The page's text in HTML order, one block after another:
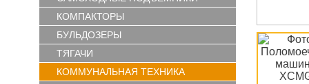
КОМПАКТОРЫ
БУЛЬДОЗЕРЫ
ТЯГАЧИ
КОММУНАЛЬНАЯ ТЕХНИКА